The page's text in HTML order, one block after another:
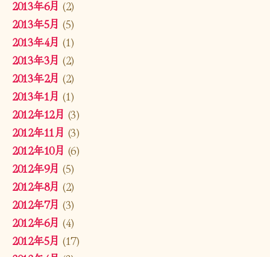
2013年6月 (2)
2013年5月 (5)
2013年4月 (1)
2013年3月 (2)
2013年2月 (2)
2013年1月 (1)
2012年12月 (3)
2012年11月 (3)
2012年10月 (6)
2012年9月 (5)
2012年8月 (2)
2012年7月 (3)
2012年6月 (4)
2012年5月 (17)